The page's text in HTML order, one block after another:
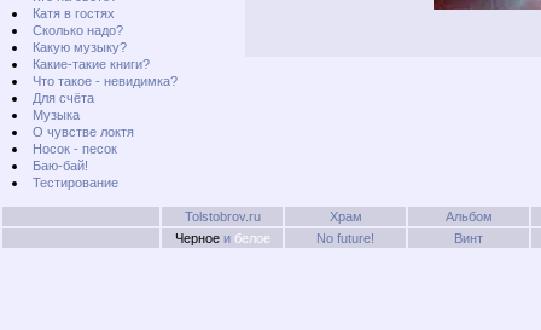
Катя в гостях
Сколько надо?
Какую музыку?
Какие-такие книги?
Что такое - невидимка?
Для счёта
Музыка
О чувстве локтя
Носок - песок
Баю-бай!
Тестирование
Tolstobrov.ru Храм
Альбом
Черноеи белое No future! Винт